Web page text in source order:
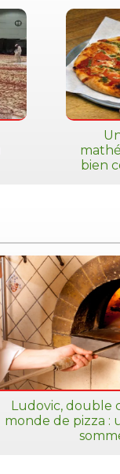
bien
Ludovic, double
monde de pizza :